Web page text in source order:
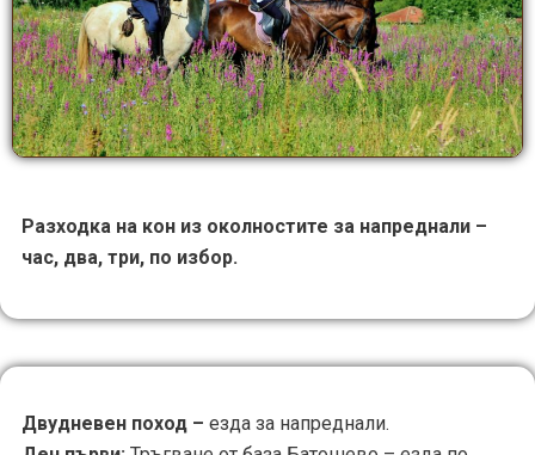
Разходка на кон из околностите за напреднали –
час, два, три, по избор.
Двудневен поход – езда за напреднали.